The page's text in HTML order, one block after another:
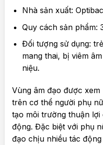
Nhà sản xuất:
Quy cách sản phẩm:
Đối tượng sử dụng:
mang thai, bị viêm
niệu.
Vùng âm đạo được
trên cơ thể người phụ
tạo môi trường thuận
động. Đặc biệt với phụ
đạo chịu nhiều tác